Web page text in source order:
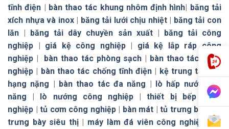
tĩnh điện | bàn thao tác khung nhôm định hình| băng tải
xích nhựa và inox| băng tải lưới chịu nhiệt| băng tải con
lăn | băng tải dây chuyền sản xuất| băng tải công
nghiệp | giá kệ công nghiệp| giá kệ lắp ráp công
nghiệp | bàn thao tác phòng sạch | bàn thao tác công
nghiệp | bàn thao tác chống tĩnh điện | kệ trung tải |kệ
hạng nặng | bàn thao tác đa năng | lò hấp nướng đa
năng | lò nướng công nghiệp |thiết bị bếp công
nghiệp | tủ cơm công nghiệp| bàn mát | tủ trưng bày|tủ
trưng bày siêu thị| máy làm đá viên công nghiệp |tủ